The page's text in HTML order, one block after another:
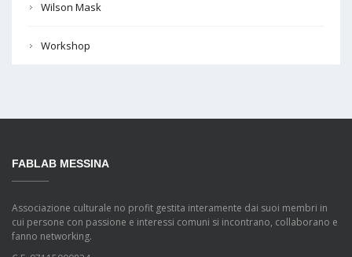
Wilson Mask
Workshop
FABLAB MESSINA
Associazione culturale no profit gestita interamente dai suoi membri in
cui persone con passione e interessi comuni si incontrano, collaborano e
fanno networking.